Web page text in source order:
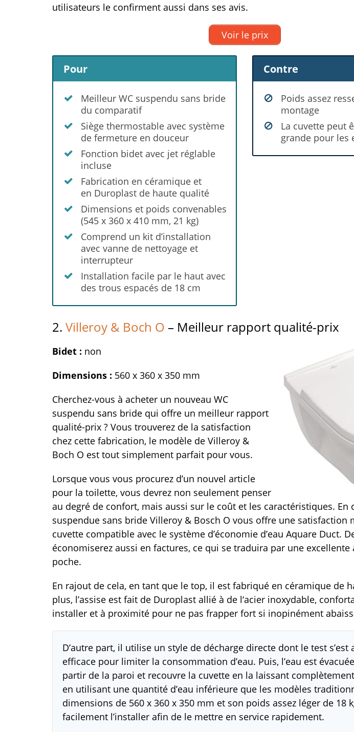
utilisateurs le confirment aussi dans ses avis.
Voir le prix
Pour
Meilleur WC suspendu sans bride
du comparatif
Siège thermostable avec système
de fermeture en douceur
Fonction bidet avec jet réglable
incluse
Fabrication en céramique et
en Duroplast de haute qualité
Dimensions et poids convenables
(545 x 360 x 410 mm, 21 kg)
Comprend un kit d’installation
avec vanne de nettoyage et
interrupteur
Installation facile par le haut avec
des trous espacés de 18 cm
Contre
Poids assez
montage
La cuvette peut
grande pour les
2. Villeroy & Boch O – Meilleur rapport qualité-prix
Bidet : non
Dimensions : 560 x 360 x 350 mm
Cherchez-vous à acheter un nouveau WC
suspendu sans bride qui offre un meilleur rapport
qualité-prix ? Vous trouverez de la satisfaction
chez cette fabrication, le modèle de Villeroy &
Boch O est tout simplement parfait pour vous.
Lorsque vous vous procurez d’un nouvel article
pour la toilette, vous devrez non seulement penser
au degré de confort, mais aussi sur le coût et les caractéristiques. En
suspendue sans bride Villeroy & Bosch O vous offre une satisfaction
cuvette compatible avec le système d’économie d’eau Aquare Duct.
économiserez aussi en factures, ce qui se traduira par une
poche.
En rajout de cela, en tant que le top, il est fabriqué en céramique de
plus, l’assise est fait de Duroplast allié à de l‘acier inoxydable,
installer et à proximité pour ne pas frapper fort si inopinément
D’autre part, il utilise un style de décharge directe dont le test s’est
efficace pour limiter la consommation d’eau. Puis, l’eau est
partir de la paroi et recouvre la cuvette en la laissant
en utilisant une quantité d’eau inférieure que les modèles
dimensions de 560 x 360 x 350 mm et son poids assez léger de 18
facilement l’installer afin de le mettre en service rapidement.